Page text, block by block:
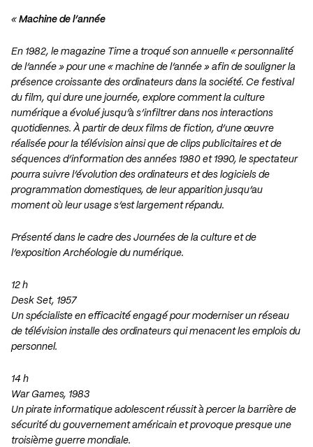
« Machine de l’année
En 1982, le magazine Time a troqué son annuelle « personnalité
de l’année » pour une « machine de l’année » afin de souligner la
présence croissante des ordinateurs dans la société. Ce festival
du film, qui dure une journée, explore comment la culture
numérique a évolué jusqu’à s’infiltrer dans nos interactions
quotidiennes. À partir de deux films de fiction, d’une œuvre
réalisée pour la télévision ainsi que de clips publicitaires et de
séquences d’information des années 1980 et 1990, le spectateur
pourra suivre l’évolution des ordinateurs et des logiciels de
programmation domestiques, de leur apparition jusqu’au
moment où leur usage s’est largement répandu.
Présenté dans le cadre des Journées de la culture et de
l’expositionArchéologie du numérique.
12 h
Desk Set, 1957
Un spécialiste en efficacité engagé pour moderniser un réseau
de télévision installe des ordinateurs qui menacent les emplois du
personnel.
14 h
War Games, 1983
Un pirate informatique adolescent réussit à percer la barrière de
sécurité du gouvernement américain et provoque presque une
troisième guerre mondiale.